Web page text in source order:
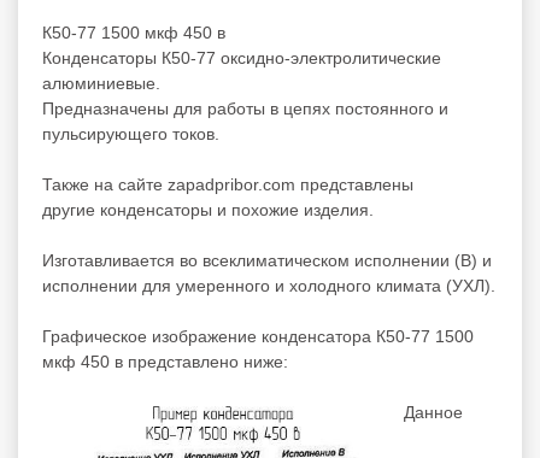
К50-77 1500 мкф 450 в
Конденсаторы К50-77 оксидно-электролитические
алюминиевые.
Предназначены для работы в цепях постоянного и
пульсирующего токов.
Также на сайте zapadpribor.com представлены
другие конденсаторы и похожие изделия.
Изготавливается во всеклиматическом исполнении (В) и
исполнении для умеренного и холодного климата (УХЛ).
Графическое изображение конденсатора К50-77 1500
мкф 450 в представлено ниже:
Данное